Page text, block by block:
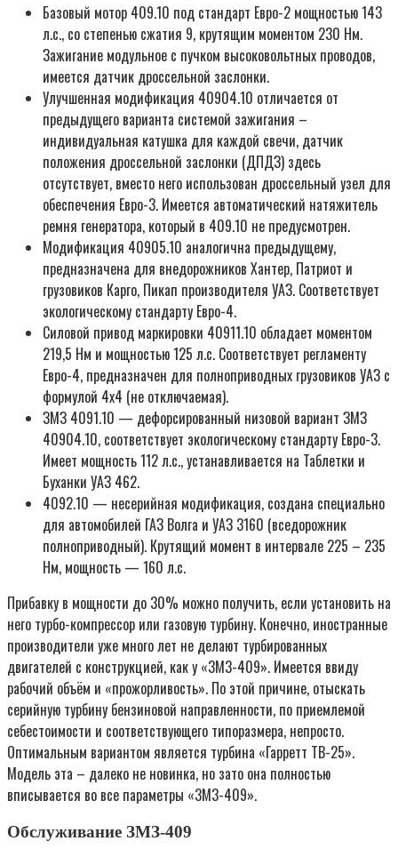
Базовый мотор 409.10 под стандарт Евро-2 мощностью 143
л.с., со степенью сжатия 9, крутящим моментом 230 Нм.
Зажигание модульное с пучком высоковольтных проводов,
имеется датчик дроссельной заслонки.
Улучшенная модификация 40904.10 отличается от
предыдущего варианта системой зажигания –
индивидуальная катушка для каждой свечи, датчик
положения дроссельной заслонки (ДПДЗ) здесь
отсутствует, вместо него использован дроссельный узел для
обеспечения Евро-3. Имеется автоматический натяжитель
ремня генератора, который в 409.10 не предусмотрен.
Модификация 40905.10 аналогична предыдущему,
предназначена для внедорожников Хантер, Патриот и
грузовиков Карго, Пикап производителя УАЗ. Соответствует
экологическому стандарту Евро-4.
Силовой привод маркировки 40911.10 обладает моментом
219,5 Нм и мощностью 125 л.с. Соответствует регламенту
Евро-4, предназначен для полноприводных грузовиков УАЗ с
формулой 4х4 (не отключаемая).
ЗМЗ 4091.10 — дефорсированный низовой вариант ЗМЗ
40904.10, соответствует экологическому стандарту Евро-3.
Имеет мощность 112 л.с., устанавливается на Таблетки и
Буханки УАЗ 462.
4092.10 — несерийная модификация, создана специально
для автомобилей ГАЗ Волга и УАЗ 3160 (вседорожник
полноприводный). Крутящий момент в интервале 225 – 235
Нм, мощность — 160 л.с.
Прибавку в мощности до 30% можно получить, если установить на
него турбо-компрессор или газовую турбину. Конечно, иностранные
производители уже много лет не делают турбированных
двигателей с конструкцией, как у «3M3-409». Имеется ввиду
рабочий объём и «прожорливость». По этой причине, отыскать
серийную турбину бензиновой направленности, по приемлемой
себестоимости и соответствующего типоразмера, непросто.
Оптимальным вариантом является турбина «Гарретт TB-25».
Модель эта – далеко не новинка, но зато она полностью
вписывается во все параметры «3M3-409».
Обслуживание ЗМЗ-409